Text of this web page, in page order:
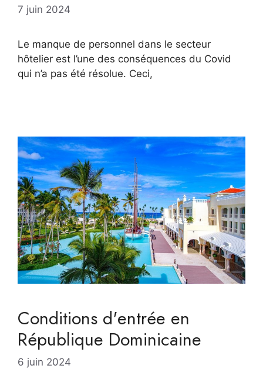
7 juin 2024
Le manque de personnel dans le secteur
hôtelier est l’une des conséquences du Covid
qui n’a pas été résolue. Ceci,
Conditions d'entrée en
République Dominicaine
6 juin 2024